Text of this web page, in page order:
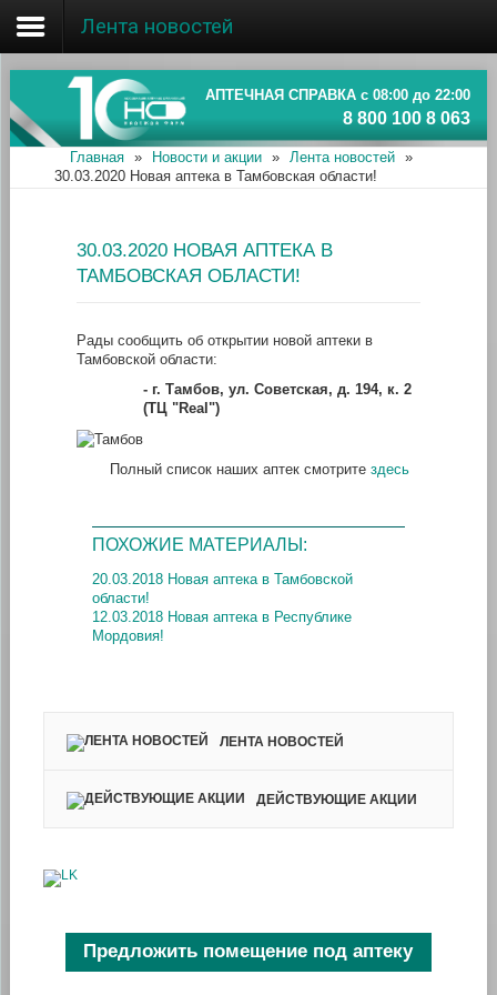
Главная
Об ассоциации
Наши аптеки
Информация
Лента новостей
АПТЕЧНАЯ СПРАВКА с 08:00 до 22:00
8 800 100 8 063
Главная » Новости и акции » Лента новостей
»
30.03.2020 Новая аптека в Тамбовская области!
30.03.2020 НОВАЯ АПТЕКА В
ТАМБОВСКАЯ ОБЛАСТИ!
Рады сообщить об открытии новой аптеки в
Тамбовской области:
- г. Тамбов, ул. Советская, д. 194, к. 2
(ТЦ "Real")
Полный список наших аптек смотрите здесь
ПОХОЖИЕ МАТЕРИАЛЫ:
20.03.2018 Новая аптека в Тамбовской
области!
12.03.2018 Новая аптека в Республике
Мордовия!
ЛЕНТА НОВОСТЕЙ
ДЕЙСТВУЮЩИЕ АКЦИИ
Предложить помещение под аптеку